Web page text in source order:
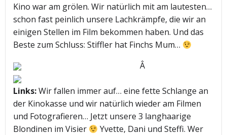
Kino war am grölen. Wir natürlich mit am lautesten…
schon fast peinlich unsere Lachkrämpfe, die wir an
einigen Stellen im Film bekommen haben. Und das
Beste zum Schluss: Stiffler hat Finchs Mum…
Â
Links:Wir fallen immer auf… eine fette Schlange an
der Kinokasse und wir natürlich wieder am Filmen
und Fotografieren… Jetzt unsere 3 langhaarige
Blondinen im Visier
Yvette, Dani und Steffi. Wer